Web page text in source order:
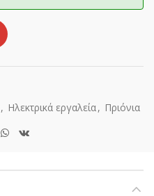
, Ηλεκτρικά εργαλεία, Πριόνια